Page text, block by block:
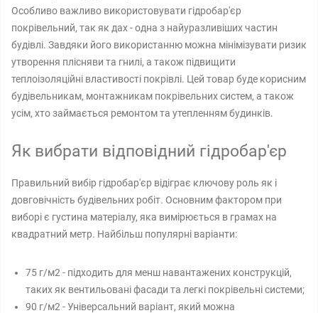
Особливо важливо використовувати гідробар'єр
покрівельний, так як дах - одна з найуразливіших частин
будівлі. Завдяки його використанню можна мінімізувати ризик
утворення плісняви ​​та гнилі, а також підвищити
теплоізоляційні властивості покрівлі. Цей товар буде корисним
будівельникам, монтажникам покрівельних систем, а також
усім, хто займається ремонтом та утепленням будинків.
Як вибрати відповідний гідробар'єр
Правильний вибір гідробар'єр відіграє ключову роль як і
довговічність будівельних робіт. Основним фактором при
виборі є густина матеріалу, яка вимірюється в грамах на
квадратний метр. Найбільш популярні варіанти:
75 г/м2 - підходить для менш навантажених конструкцій,
таких як вентильовані фасади та легкі покрівельні системи;
90 г/м2 - Універсальний варіант, який можна